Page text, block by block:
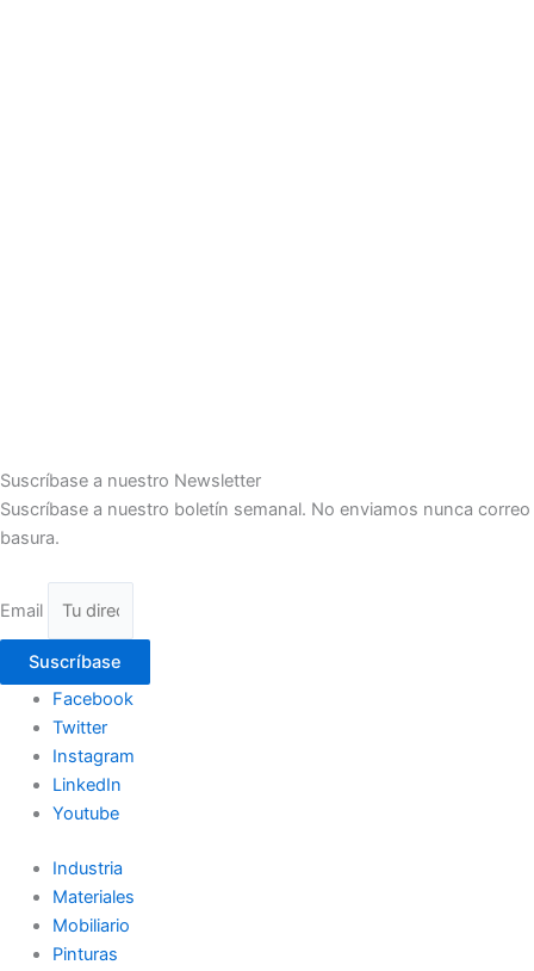
Suscríbase a nuestro Newsletter
Suscríbase a nuestro boletín semanal. No enviamos nunca correo
basura.
Email
Suscríbase
Facebook
Twitter
Instagram
LinkedIn
Youtube
Industria
Materiales
Mobiliario
Pinturas